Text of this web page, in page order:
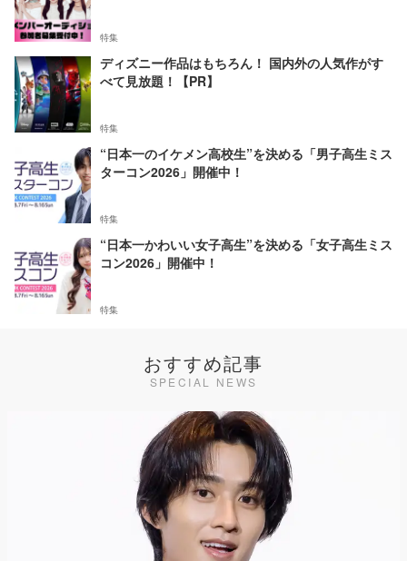
特集
ディズニー作品はもちろん！ 国内外の人気作がす
べて見放題！【PR】
特集
“日本一のイケメン高校生”を決める「男子高生ミス
ターコン2026」開催中！
特集
“日本一かわいい女子高生”を決める「女子高生ミス
コン2026」開催中！
特集
おすすめ記事
SPECIAL NEWS